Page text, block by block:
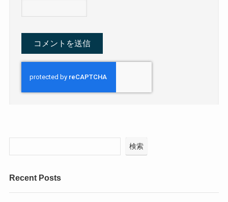
検索
Recent Posts